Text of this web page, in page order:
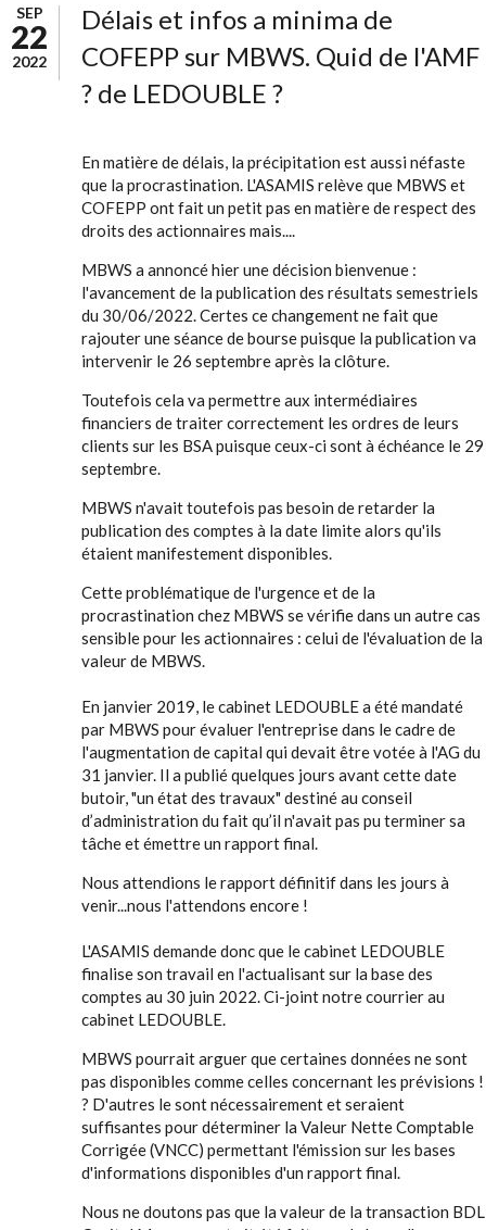
SEP
22
2022
Délais et infos a minima de
COFEPP sur MBWS. Quid de l'AMF
? de LEDOUBLE ?
En matière de délais, la précipitation est aussi néfaste
que la procrastination. L'ASAMIS relève que MBWS et
COFEPP ont fait un petit pas en matière de respect des
droits des actionnaires mais....
MBWS a annoncé hier une décision bienvenue :
l'avancement de la publication des résultats semestriels
du 30/06/2022. Certes ce changement ne fait que
rajouter une séance de bourse puisque la publication va
intervenir le 26 septembre après la clôture.
Toutefois cela va permettre aux intermédiaires
financiers de traiter correctement les ordres de leurs
clients sur les BSA puisque ceux-ci sont à échéance le 29
septembre.
MBWS n'avait toutefois pas besoin de retarder la
publication des comptes à la date limite alors qu'ils
étaient manifestement disponibles.
Cette problématique de l'urgence et de la
procrastination chez MBWS se vérifie dans un autre cas
sensible pour les actionnaires : celui de l'évaluation de la
valeur de MBWS.
En janvier 2019, le cabinet LEDOUBLE a été mandaté
par MBWS pour évaluer l'entreprise dans le cadre de
l'augmentation de capital qui devait être votée à l'AG du
31 janvier. Il a publié quelques jours avant cette date
butoir, "un état des travaux" destiné au conseil
d’administration du fait qu’il n'avait pas pu terminer sa
tâche et émettre un rapport final.
Nous attendions le rapport définitif dans les jours à
venir...nous l'attendons encore !
L'ASAMIS demande donc que le cabinet LEDOUBLE
finalise son travail en l'actualisant sur la base des
comptes au 30 juin 2022. Ci-joint notre courrier au
cabinet LEDOUBLE.
MBWS pourrait arguer que certaines données ne sont
pas disponibles comme celles concernant les prévisions !
? D'autres le sont nécessairement et seraient
suffisantes pour déterminer la Valeur Nette Comptable
Corrigée (VNCC) permettant l'émission sur les bases
d'informations disponibles d'un rapport final.
Nous ne doutons pas que la valeur de la transaction BDL